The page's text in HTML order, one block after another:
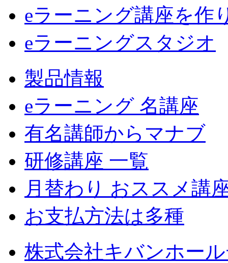
eラーニング講座を作
eラーニングスタジオ
製品情報
eラーニング 名講座
有名講師からマナブ
研修講座 一覧
月替わり おススメ講
お支払方法は多種
株式会社キバンホー